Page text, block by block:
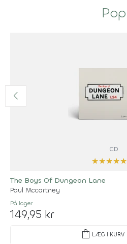
Pop
CD
★★★★★
The Boys Of Dungeon Lane
Paul Mccartney
På lager
149,95 kr
shopping_bag LÆG I KURV